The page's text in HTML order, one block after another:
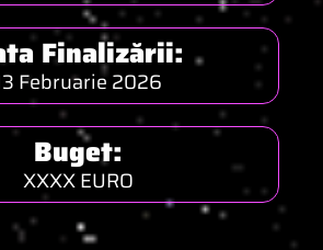
Finalizării:
Februarie 2026
Buget:
XXXX EURO